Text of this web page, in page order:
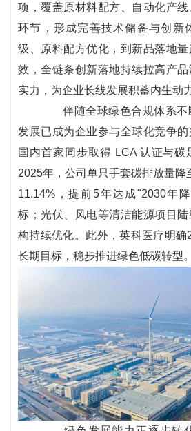
项，覆盖原材料配方、自动化产
环节，形成完善技术储备与创新
级、原料配方优化，到新品落地
效，全链条创新落地持续拉高产
实力，为企业长线发展积蓄内生动力
伴随全球绿色合规体系不
发展已成为企业参与全球化竞争
国内首家同步取得 LCA 认证与碳
2025年，公司单只手套碳排放量降
11.14%，提前5年达成"2030年
标；光伏、风电等清洁能源项目
构持续优化。此外，英科医疗明确
长期目标，稳步推进绿色低碳转型。